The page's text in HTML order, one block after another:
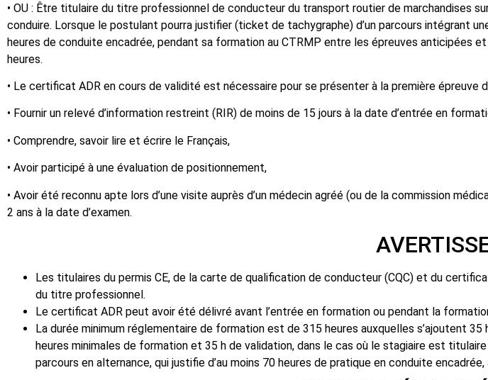
• OU : Être titulaire du titre professionnel de conducteur du transport routier de marchandises
conduire. Lorsque le postulant pourra justifier (ticket de tachygraphe) d’un parcours intégrant
heures de conduite encadrée, pendant sa formation au CTRMP entre les épreuves anticipées
heures.
• Le certificat ADR en cours de validité est nécessaire pour se présenter à la première épreuve
• Fournir un relevé d’information restreint (RIR) de moins de 15 jours à la date d’entrée en
• Comprendre, savoir lire et écrire le Français,
• Avoir participé à une évaluation de positionnement,
• Avoir été reconnu apte lors d’une visite auprès d’un médecin agréé (ou de la commission
2 ans à la date d’examen.
Les titulaires du permis CE, de la carte de qualification de conducteur (CQC) et du
du titre professionnel.
Le certificat ADR peut avoir été délivré avant l’entrée en formation ou pendant la
La durée minimum réglementaire de formation est de 315 heures auxquelles s’ajoutent
heures minimales de formation et 35 h de validation, dans le cas où le stagiaire est
parcours en alternance, qui justifie d’au moins 70 heures de pratique en conduite